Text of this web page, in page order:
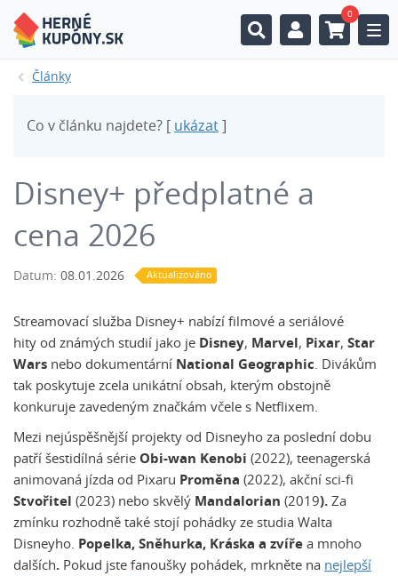
0
Články
Co v článku najdete? [ ukázat
Disney+ předplatné a
cena 2026
Datum: 08.01.2026 Aktualizováno
Streamovací služba Disney+ nabízí filmové a seriálové
hity od známých studií jako je Disney, Marvel , Pixar, Star
Wars nebo dokumentární National Geographic. Divákům
tak poskytuje zcela unikátní obsah, kterým obstojně
konkuruje zavedeným značkám včele s Netflixem.
Mezi nejúspěšnější projekty od Disneyho za poslední dobu
patří šestidílná série Obi-wan Kenobi (2022), teenagerská
animovaná jízda od Pixaru Proměna (2022), akční sci-fi
Stvořitel (2023) nebo skvělý Mandalorian (2019). Za
zmínku rozhodně také stojí pohádky ze studia Walta
Disneyho. Popelka, Sněhurka, Kráska a zvíře a mnoho
dalších. Pokud jste fanoušky pohádek, mrkněte na nejlepší